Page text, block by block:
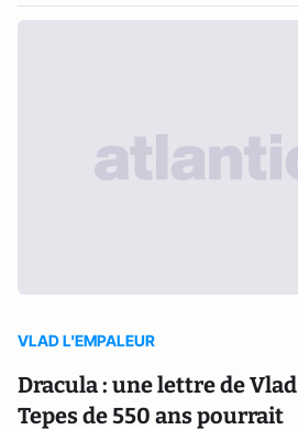
VLAD L'EMPALEUR
Dracula : une lettre de Vlad
Tepes de 550 ans pourrait